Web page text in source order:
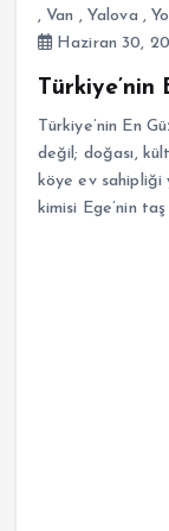
, Van , Yalova ,
Haziran 30,
Türkiye’nin
Türkiye’nin En
değil; doğası,
köye ev sahipliği
kimisi Ege’nin